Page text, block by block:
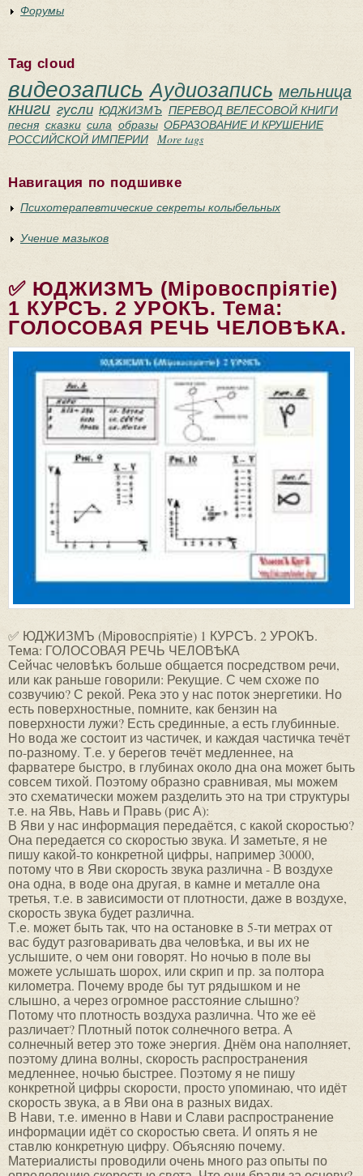
Форумы
Tag cloud
видеозапись Аудиозапись мельница
книги гусли ЮДЖИЗМЪ ПЕРЕВОД ВЕЛЕСОВОЙ КНИГИ
песня сказки сила образы ОБРАЗОВАНИЕ И КРУШЕНИЕ
РОССИЙСКОЙ ИМПЕРИИ
More tags
Навигация по подшивке
Психотерапевтические секреты колыбельных
Учение мазыков
✅ ЮДЖИЗМЪ (Мiровоспрiятiе)
1 КУРСЪ. 2 УРОКЪ. Тема:
ГОЛОСОВАЯ РЕЧЬ ЧЕЛОВѢКА.
✅ ЮДЖИЗМЪ (Мiровоспрiятiе) 1 КУРСЪ. 2 УРОКЪ.
Тема: ГОЛОСОВАЯ РЕЧЬ ЧЕЛОВѢКА
Сейчас человѣкъ больше общается посредством речи,
или как раньше говорили: Рекущие. С чем схоже по
созвучию? С рекой. Река это у нас поток энергетики. Но
есть поверхностные, помните, как бензин на
поверхности лужи? Есть срединные, а есть глубинные.
Но вода же состоит из частичек, и каждая частичка течёт
по-разному. Т.е. у берегов течёт медленнее, на
фарватере быстро, в глубинах около дна она может быть
совсем тихой. Поэтому образно сравнивая, мы можем
это схематически можем разделить это на три структуры
т.е. на Явь, Навь и Правь (рис А):
В Яви у нас информация передаётся, с какой скоростью?
Она передается со скоростью звука. И заметьте, я не
пишу какой-то конкретной цифры, например 30000,
потому что в Яви скорость звука различна - В воздухе
она одна, в воде она другая, в камне и металле она
третья, т.е. в зависимости от плотности, даже в воздухе,
скорость звука будет различна.
Т.е. может быть так, что на остановке в 5-ти метрах от
вас будут разговаривать два человѣка, и вы их не
услышите, о чем они говорят. Но ночью в поле вы
можете услышать шорох, или скрип и пр. за полтора
километра. Почему вроде бы тут рядышком и не
слышно, а через огромное расстояние слышно?
Потому что плотность воздуха различна. Что же её
различает? Плотный поток солнечного ветра. А
солнечный ветер это тоже энергия. Днём она наполняет,
поэтому длина волны, скорость распространения
медленнее, ночью быстрее. Поэтому я не пишу
конкретной цифры скорости, просто упоминаю, что идёт
скорость звука, а в Яви она в разных видах.
В Нави, т.е. именно в Нави и Слави распространение
информации идёт со скоростью света. И опять я не
ставлю конкретную цифру. Объясняю почему.
Материалисты проводили очень много раз опыты по